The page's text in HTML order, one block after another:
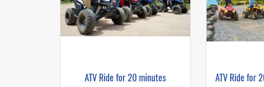
ATV Ride for 20 minutes ATV Ride for